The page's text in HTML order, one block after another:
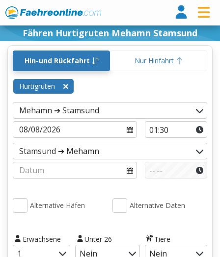
Fähren Hurtigruten Mehamn Stamsund
Hin-und Rückfahrt Nur Hinfahrt
Hurtigruten
Alternative Häfen Alternative Daten
Erwachsene Unter 26 Tiere